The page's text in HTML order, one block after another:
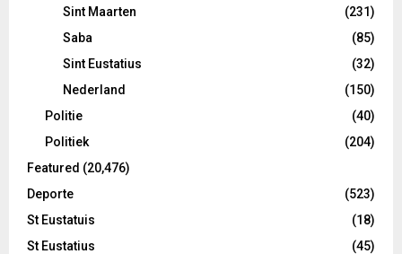
Sint Maarten
(231)
Saba
(85)
Sint Eustatius
(32)
Nederland
(150)
Politie
(40)
Politiek
(204)
Featured (20,476)
Deporte
(523)
St Eustatuis
(18)
St Eustatius
(45)